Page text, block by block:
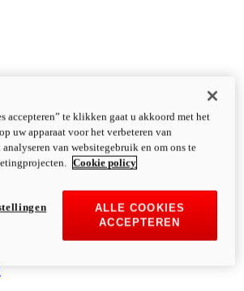
accepteren” te klikken gaat u akkoord met het
uw apparaat voor het verbeteren van
van websitegebruik en om ons te
Cookie policy
ALLE COOKIES
ACCEPTEREN